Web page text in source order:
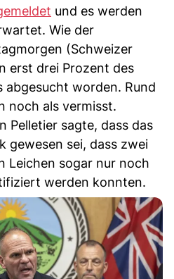
und es werden
Wie der
(Schweizer
erst drei Prozent des
abgesucht worden. Rund
noch als vermisst.
Pelletier sagte, dass das
gewesen sei, dass zwei
Leichen sogar nur noch
werden konnten.